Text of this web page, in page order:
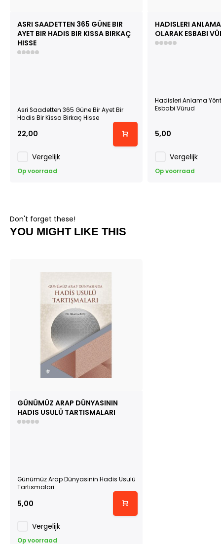
ASRI SAADETTEN 365 GÜNE BIR
AYET BIR HADIS BIR KISSA BIRKAÇ
HISSE
Asri Saadetten 365 Güne Bir Ayet Bir
Hadis Bir Kissa Birkaç Hisse
22,00
Vergelijk
Op voorraad
HADISLERI
OLARAK ESBABI
Hadisleri Anlama
Esbabi Vürud
5,00
Vergelijk
Op voorraad
Don't forget these!
YOU MIGHT LIKE THIS
GÜNÜMÜZ ARAP DÜNYASININ
HADIS USULÜ TARTISMALARI
Günümüz Arap Dünyasinin Hadis Usulü
Tartismalari
5,00
Vergelijk
Op voorraad